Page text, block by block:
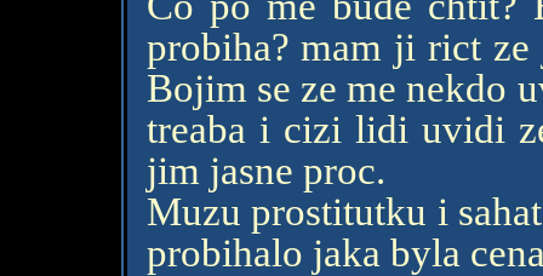
probiha? mam ji rict
Bojim se ze me nekdo
treaba i cizi lidi uvidi
jim jasne proc.
Muzu prostitutku i
probihalo jaka byla